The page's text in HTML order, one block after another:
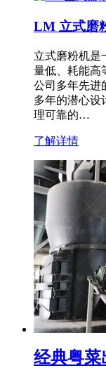
LM 立式磨
立式磨粉机是
量低、耗能高
公司多年先进
多年的潜心设
理可靠的…
了解详情
经典粤菜